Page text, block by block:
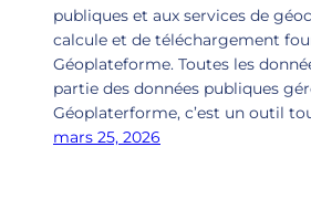
publiques et aux services de
calcule et de téléchargement
Géoplateforme. Toutes les
partie des données publiques
Géoplaterforme, c’est un outil
mars 25, 2026